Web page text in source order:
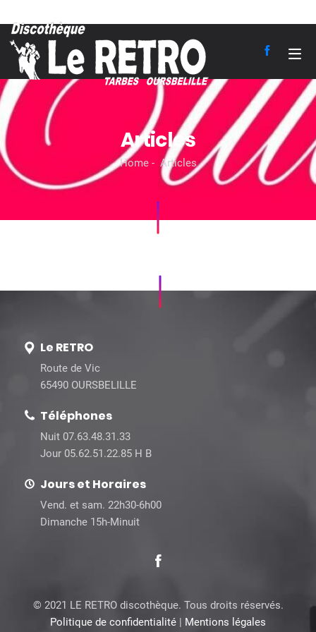
Articles
Home Articles
Le RETRO
Route de Vic
65490 OURSBELILLE
Téléphones
Nuit 07.63.48.31.33
Jour 05.62.51.22.85 H B
Jours et Horaires
Vend. et sam. 22h30-6h00
Dimanche 15h-Minuit
© 2021 LE RETRO discothèque. Tous droits réservés.
Politique de confidentialité | Mentions légales